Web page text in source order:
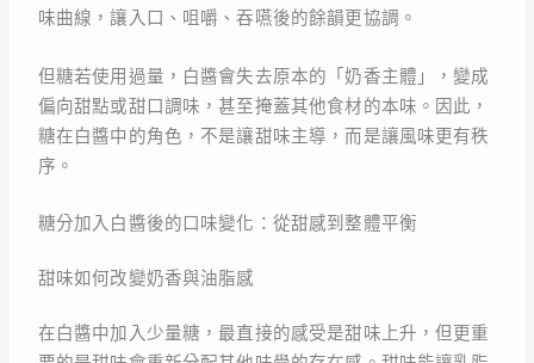
味曲線，讓入口、咀嚼、吞嚥後的餘韻更協調。
但糖若使用過量，白醬會失去原本的「奶香主體」，變成
偏向甜點或甜口調味，甚至掩蓋其他食材的本味。因此，
糖在白醬中的角色，不是讓甜味主導，而是讓風味更有秩
序。
糖分加入白醬後的口味變化：從甜感到整體平衡
甜味如何改變奶香與油脂感
在白醬中加入少量糖，最直接的感受是甜味上升，但更重